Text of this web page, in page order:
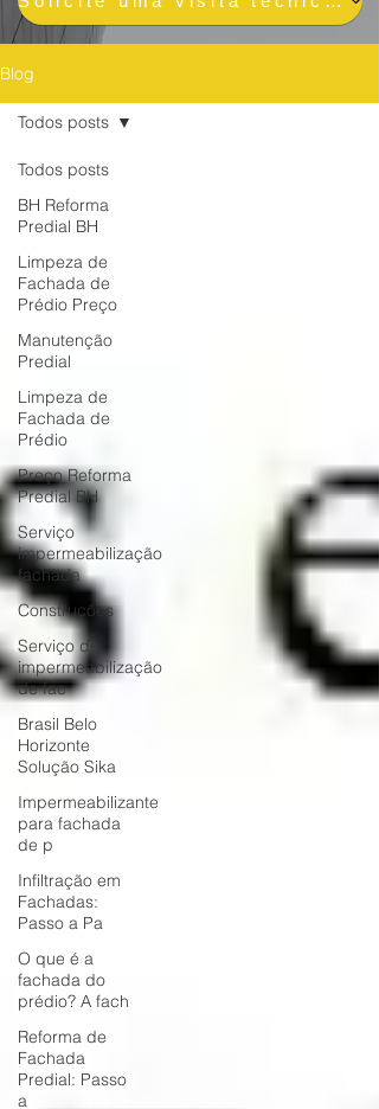
Blog
Todos posts
BH Reforma
Predial BH
Limpeza de
Fachada de
Prédio Preço
Manutenção
Predial
Limpeza de
Fachada de
Prédio
Preço Reforma
Predial BH
Serviço
impermeabilização
fachada
Construções
Serviço de
impermeabilização
de fac
Brasil Belo
Horizonte
Solução Sika
Impermeabilizante
para fachada
de p
Infiltração em
Fachadas:
Passo a Pa
O que é a
fachada do
prédio? A fach
Reforma de
Fachada
Predial: Passo
a
Todos posts